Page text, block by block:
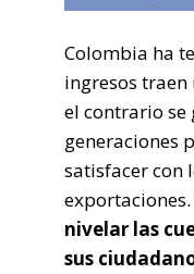
Colombia ha
ingresos traen
el contrario se
generaciones
satisfacer con
exportaciones.
nivelar las
sus